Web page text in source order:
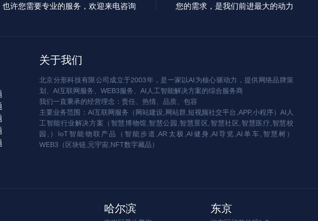
也许您需要专业的服务，欢迎来电咨询 您的需求，是我们前进最大的动力
关于我们
北京分形科技有限公司成立于2003年，是一家以AI为核心驱动力，提供网络品牌策
划、AI互联网服务、WEB3服务、AI人工智能解决方案的综合服务商
我们一直秉承的经营理念：责任、热情、品质、包容
主要业务范围：AI互联网服务（网站建设,网站群,短视频社交平台,APP,小程序）AI人
工智能行业解决方案（智慧博物馆,智慧公园,智慧景区,智慧社区,智慧医疗,智慧校
园,）IoT智能物联产品（智能步道,AR太极,AI健身,AI导览,AI单车,智慧树）
WEB3（区块链,元宇宙,NFT数字藏品）
哈尔滨 东京